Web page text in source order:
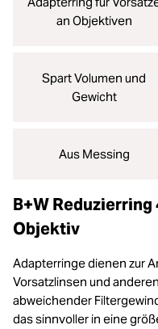
an Objektiven
Spart Volumen und
Gewicht
Aus Messing
B+W
Objektiv
Adapterringe dienen zur
Vorsatzlinsen und
abweichender
das sinnvoller in eine